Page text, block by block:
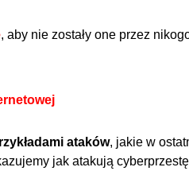
, aby nie zostały one przez
ataków, jakie w
jak atakują